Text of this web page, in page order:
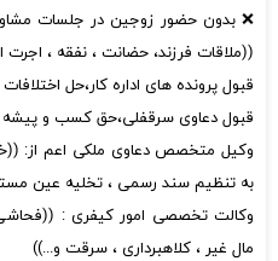
❌ بدون حضور زوجین در جلسات
((ملاقات فرزند، حضانت ، نفقه ، اجرت
قبول پرونده های اداره کار،حل
قبول دعاوی سرقفلی،حق کسب و پیشه
وکیل متخصص دعاوی ملکی اعم از:
به تنظیم سند رسمی ، تخلیه عین
وکالت تخصصی امور کیفری :
مال غیر ، کلاهبرداری ، سرقت و...))